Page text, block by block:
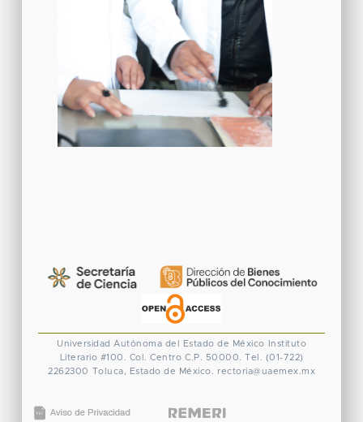
Universidad Autónoma del Estado de México
Instituto
Literario #100. Col. Centro C.P. 50000. Tel. (01-722)
2262300 Toluca, Estado de México. rectoria@uaemex.mx